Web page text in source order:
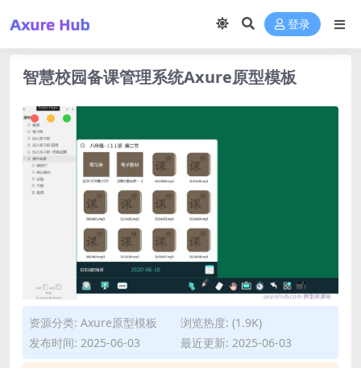
登录
智慧校园备课管理系统Axure原型模板
资源分类: Axure原型模板
浏览热度: (1.9K)
发布时间: 2025-06-03
最近更新: 2025-06-03